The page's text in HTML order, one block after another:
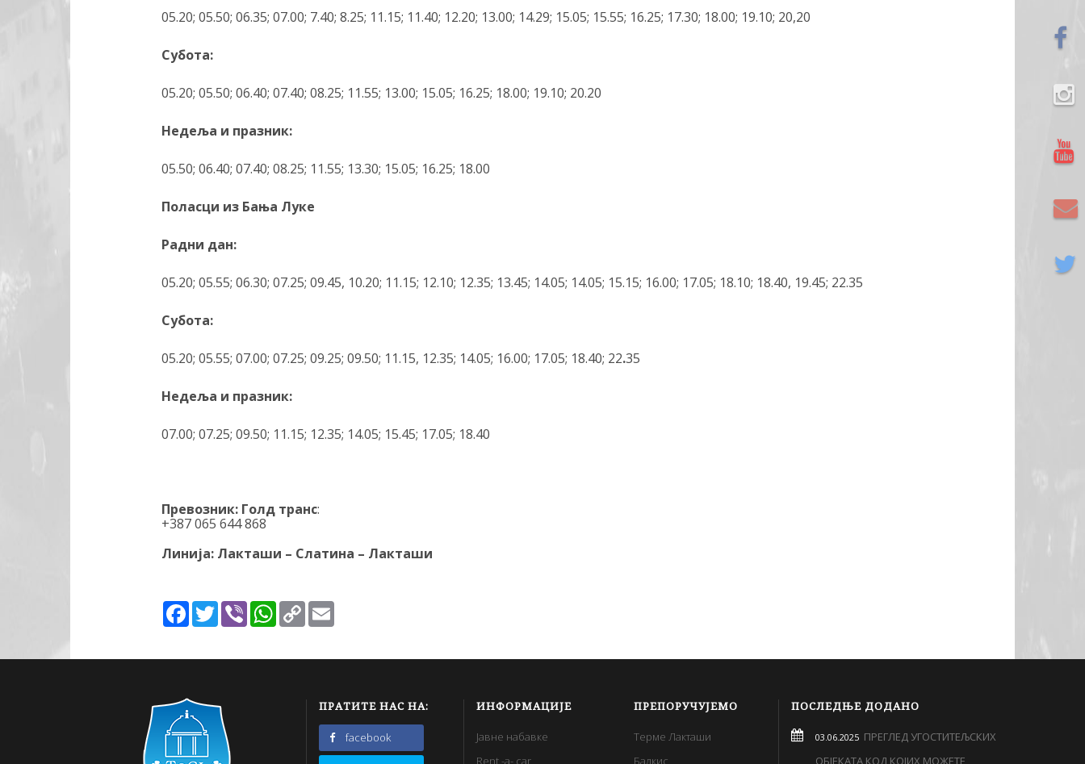
05.20; 05.50; 06.35; 07.00; 7.40; 8.25; 11.15; 11.40; 12.20; 13.00; 14.29; 15.05; 15.55; 16.25; 17.30; 18.00; 19.10; 20,20
Субота:
05.20; 05.50; 06.40; 07.40; 08.25; 11.55; 13.00; 15.05; 16.25; 18.00; 19.10; 20.20
Недеља и празник:
05.50; 06.40; 07.40; 08.25; 11.55; 13.30; 15.05; 16.25; 18.00
Поласци из Бања Луке
Радни дан:
05.20; 05.55; 06.30; 07.25; 09.45, 10.20; 11.15; 12.10; 12.35; 13.45; 14.05; 14.05; 15.15; 16.00; 17.05; 18.10; 18.40, 19.45; 22.35
Субота:
05.20; 05.55; 07.00; 07.25; 09.25; 09.50; 11.15, 12.35; 14.05; 16.00; 17.05; 18.40; 22.35
Недеља и празник:
07.00; 07.25; 09.50; 11.15; 12.35; 14.05; 15.45; 17.05; 18.40
Превозник: Голд транс:
+387 065 644 868
Линија: Лакташи – Слатина – Лакташи
Facebook
TwitterViber WhatsApp
Copy
Link
Email
ПРАТИТЕ НАС НА:
facebook
ИНФОРМАЦИЈЕ
Јавне набавке
Rent -a- car
ПРЕПОРУЧУЈЕМО
Терме Лакташи
Балкис
ПОСЛЕДЊЕ ДОДАНО
03.06.2025ПРЕГЛЕД УГОСТИТЕЉСКИХ
ОБЈЕКАТА КОД КОЈИХ МОЖЕТЕ